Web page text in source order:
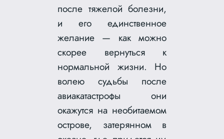
после тяжелой болезни,
и его единственное
желание — как можно
скорее вернуться к
нормальной жизни. Но
волею судьбы после
авиакатастрофы они
окажутся на необитаемом
острове, затерянном в